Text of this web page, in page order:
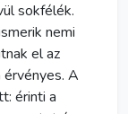
sokfélék.
nemi
el az
A
érinti a